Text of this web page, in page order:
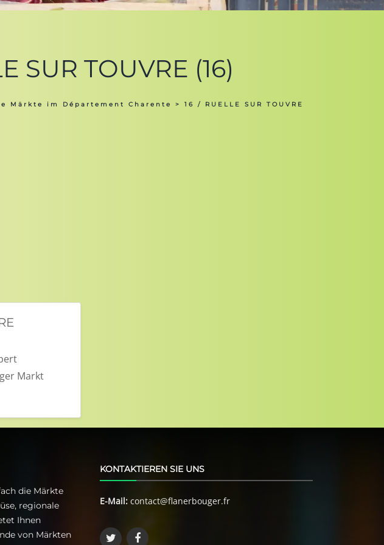
TOUVRE (16)
Märkte im Département Charente > 16 / RUELLE SUR TOUVRE
Markt
die Märkte
regionale
Ihnen
von Märkten
KONTAKTIEREN SIE UNS
E-Mail: contact@flanerbouger.fr